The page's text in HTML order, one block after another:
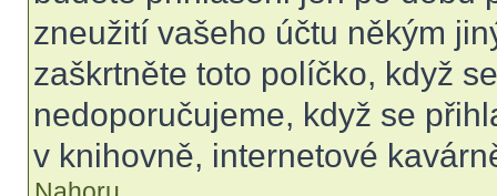
zneužití vašeho účtu někým
zaškrtněte toto políčko, když
nedoporučujeme, když se
v knihovně, internetové